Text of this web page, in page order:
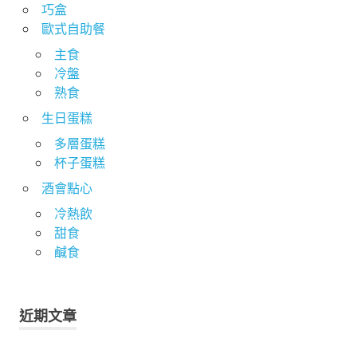
巧盒
歐式自助餐
主食
冷盤
熟食
生日蛋糕
多層蛋糕
杯子蛋糕
酒會點心
冷熱飲
甜食
鹹食
近期文章